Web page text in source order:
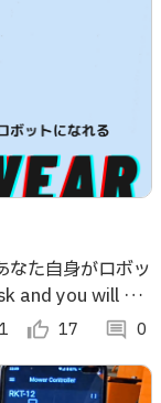
なた自身がロボッ
and you will be
thumb_up_alt 17 comment 0